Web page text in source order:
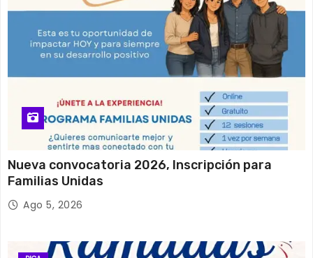
Nueva convocatoria 2026, Inscripción para
Familias Unidas
Ago 5, 2026